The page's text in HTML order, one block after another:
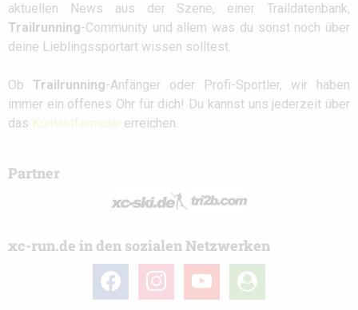
aktuellen News aus der Szene, einer Traildatenbank,
Trailrunning-Community und allem was du sonst noch über
deine Lieblingssportart wissen solltest.
Ob Trailrunning-Anfänger oder Profi-Sportler, wir haben
immer ein offenes Ohr für dich! Du kannst uns jederzeit über
das Kontaktformular erreichen.
Partner
xc-run.de in den sozialen Netzwerken
facebook instagramyoutube
user-
circle